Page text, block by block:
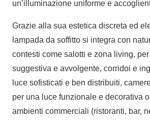
un’illuminazione uniforme e
Grazie alla sua estetica discreta ed
lampada da soffitto si integra con
contesti come salotti e zona living,
suggestiva e avvolgente, corridoi e
luce sofisticati e ben distribuiti,
per una luce funzionale e decorativa
ambienti commerciali (ristoranti, bar,